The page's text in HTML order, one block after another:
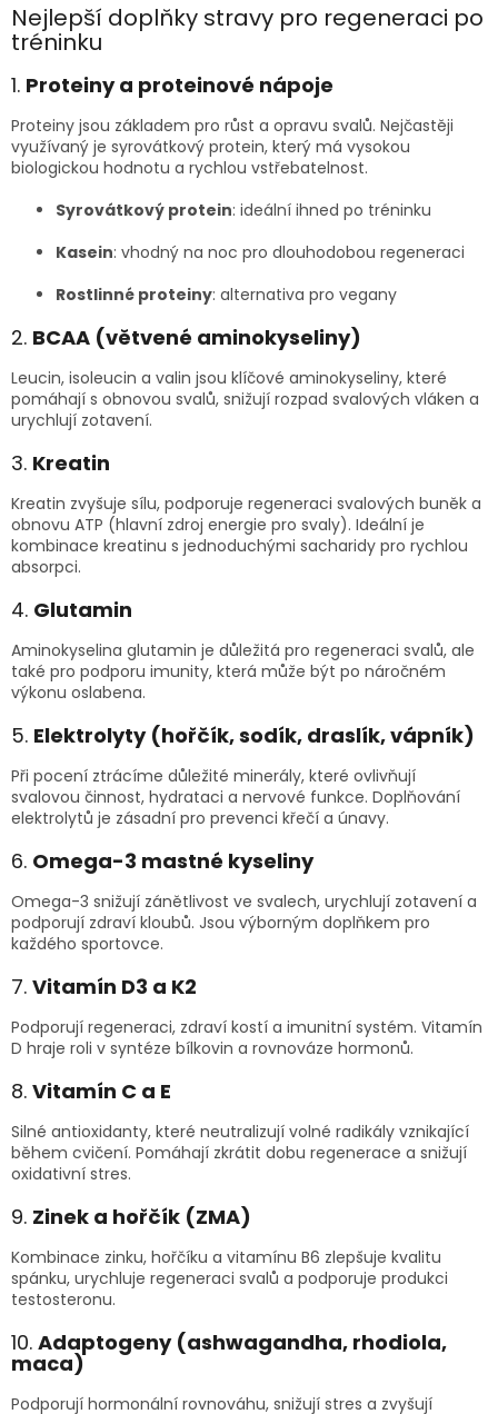
Nejlepší doplňky stravy pro regeneraci po
tréninku
1. Proteiny a proteinové nápoje
Proteiny jsou základem pro růst a opravu svalů. Nejčastěji
využívaný je syrovátkový protein, který má vysokou
biologickou hodnotu a rychlou vstřebatelnost.
Syrovátkový protein: ideální ihned po tréninku
Kasein: vhodný na noc pro dlouhodobou regeneraci
Rostlinné proteiny: alternativa pro vegany
2. BCAA (větvené aminokyseliny)
Leucin, isoleucin a valin jsou klíčové aminokyseliny, které
pomáhají s obnovou svalů, snižují rozpad svalových vláken a
urychlují zotavení.
3. Kreatin
Kreatin zvyšuje sílu, podporuje regeneraci svalových buněk a
obnovu ATP (hlavní zdroj energie pro svaly). Ideální je
kombinace kreatinu s jednoduchými sacharidy pro rychlou
absorpci.
4. Glutamin
Aminokyselina glutamin je důležitá pro regeneraci svalů, ale
také pro podporu imunity, která může být po náročném
výkonu oslabena.
5. Elektrolyty (hořčík, sodík, draslík, vápník)
Při pocení ztrácíme důležité minerály, které ovlivňují
svalovou činnost, hydrataci a nervové funkce. Doplňování
elektrolytů je zásadní pro prevenci křečí a únavy.
6. Omega-3 mastné kyseliny
Omega-3 snižují zánětlivost ve svalech, urychlují zotavení a
podporují zdraví kloubů. Jsou výborným doplňkem pro
každého sportovce.
7. Vitamín D3 a K2
Podporují regeneraci, zdraví kostí a imunitní systém. Vitamín
D hraje roli v syntéze bílkovin a rovnováze hormonů.
8. Vitamín C a E
Silné antioxidanty, které neutralizují volné radikály vznikající
během cvičení. Pomáhají zkrátit dobu regenerace a snižují
oxidativní stres.
9. Zinek a hořčík (ZMA)
Kombinace zinku, hořčíku a vitamínu B6 zlepšuje kvalitu
spánku, urychluje regeneraci svalů a podporuje produkci
testosteronu.
10. Adaptogeny (ashwagandha, rhodiola,
maca)
Podporují hormonální rovnováhu, snižují stres a zvyšují